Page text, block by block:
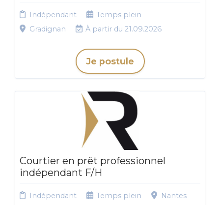
Indépendant
Temps plein
Gradignan
À partir du 21.09.2026
Je postule
Courtier en prêt professionnel
indépendant F/H
Indépendant Temps plein
Nantes